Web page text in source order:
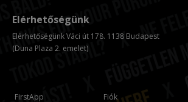
FirstApp Fiók
Elérhetőségünk
Elérhetőségünk Váci út 178. 1138 Budapest
(Duna Plaza 2. emelet)